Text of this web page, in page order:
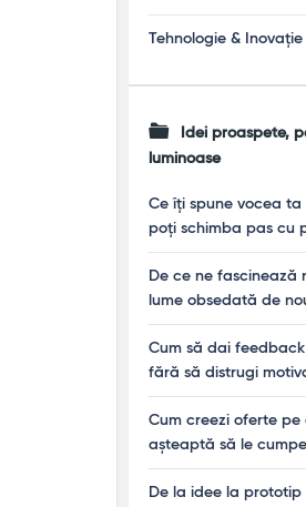
Tehnologie & Inovație
Idei proaspete,
luminoase
Ce îți spune vocea
poți schimba pas cu
De ce ne fascinează
lume obsedată de
Cum să dai
fără să distrugi
Cum creezi oferte
așteaptă să le
De la idee la